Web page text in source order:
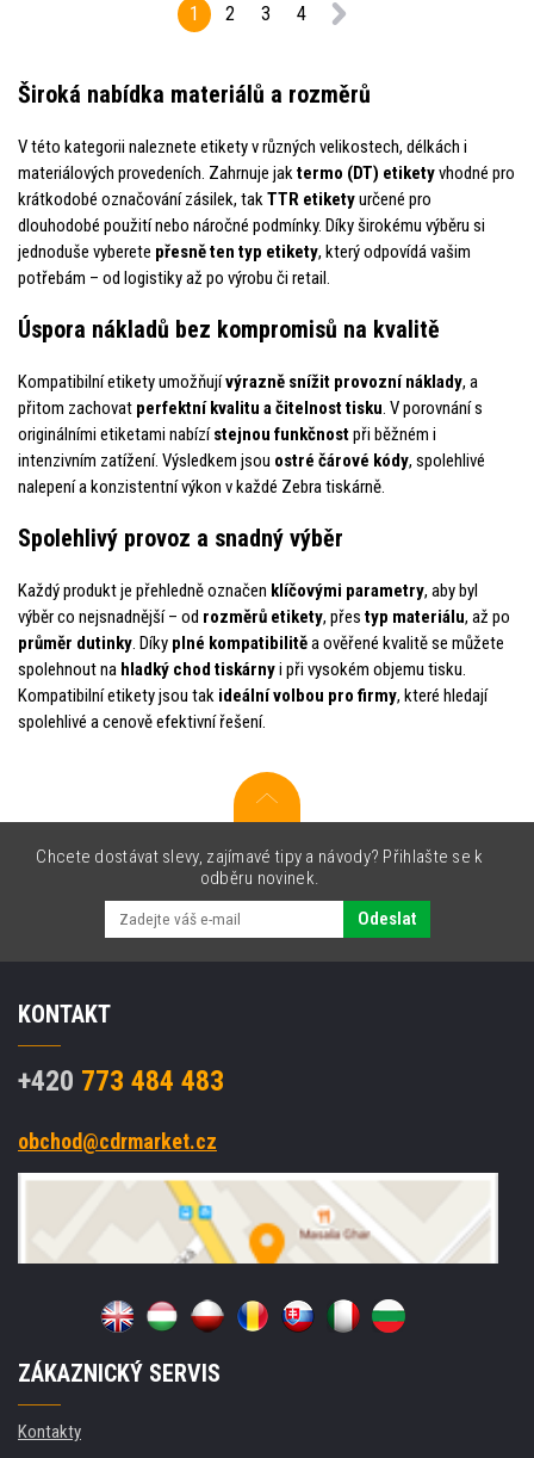
1 2 3 4
Široká nabídka materiálů a rozměrů
V této kategorii naleznete etikety v různých velikostech, délkách i
materiálových provedeních. Zahrnuje jaktermo (DT) etiketyvhodné pro
krátkodobé označování zásilek, takTTR etiketyurčené pro
dlouhodobé použití nebo náročné podmínky. Díky širokému výběru si
jednoduše vyberete přesně ten typ etikety, který odpovídá vašim
potřebám – od logistiky až po výrobu či retail.
Úspora nákladů bez kompromisů na kvalitě
Kompatibilní etikety umožňujívýrazně snížit provozní náklady, a
přitom zachovat perfektní kvalitu a čitelnost tisku. V porovnání s
originálními etiketami nabízístejnou funkčnostpři běžném i
intenzivním zatížení. Výsledkem jsou ostré čárové kódy, spolehlivé
nalepení a konzistentní výkon v každé Zebra tiskárně.
Spolehlivý provoz a snadný výběr
Každý produkt je přehledně označen klíčovými parametry, aby byl
výběr co nejsnadnější – od rozměrů etikety, přes typ materiálu, až po
průměr dutinky. Díky plné kompatibilitěa ověřené kvalitě se můžete
spolehnout na hladký chod tiskárnyi při vysokém objemu tisku.
Kompatibilní etikety jsou tak ideální volbou pro firmy, které hledají
spolehlivé a cenově efektivní řešení.
Chcete dostávat slevy, zajímavé tipy a návody? Přihlašte se k
odběru novinek.
Odeslat
KONTAKT
+420 773 484 483
obchod@cdrmarket.cz
ZÁKAZNICKÝ SERVIS
Kontakty